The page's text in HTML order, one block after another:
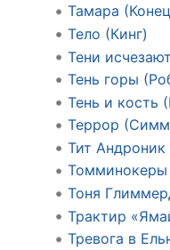
Тамара
Тело (Кинг)
Тени
Тень горы
Тень и кость
Террор
Тит
Томминокеры
Тоня
Трактир
Тревога в